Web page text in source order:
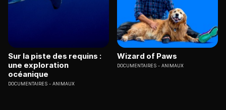
Sur la piste des requins :
une exploration
océanique
DOCUMENTAIRES ANIMAUX
Wizard of Paws
DOCUMENTAIRES ANIMAUX